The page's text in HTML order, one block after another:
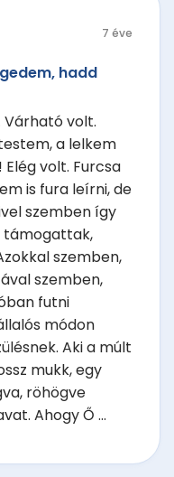
7 éve
hadd
Várható volt.
a lelkem
volt. Furcsa
is fura leírni, de
szemben így
támogattak,
szemben,
szemben,
futni
módon
Aki a múlt
mukk, egy
röhögve
Ahogy Ő ...